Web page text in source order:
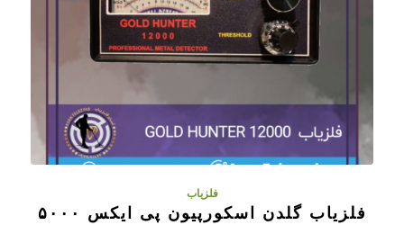
فلزیاب
فلزیاب گلدن اسکورپیون پی ایکس ۵۰۰۰